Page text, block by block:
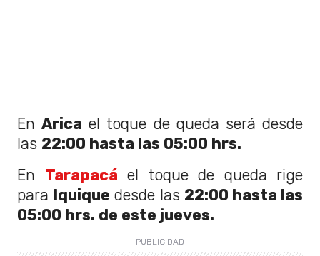
EnArica el toque de queda será desde
las 22:00 hasta las 05:00 hrs.
En Tarapacá el toque de queda rige
para Iquique desde las 22:00 hasta las
05:00 hrs. de este jueves.